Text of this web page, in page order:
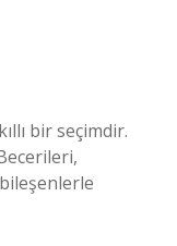
bir seçimdir.